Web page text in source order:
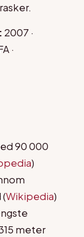
2007 ·
·
90 000
)
(Wikipedia)
meter